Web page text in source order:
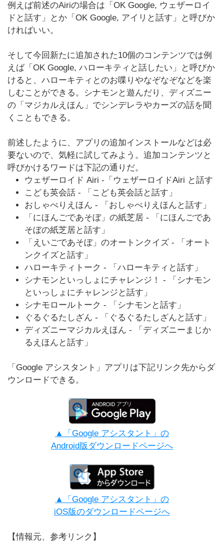
例えば前述のAiriの場合は「OK Google, ウェザーロイ
ドと話す」とか「OK Google, アイリと話す」と呼びか
ければいい。
そして今回新たに追加された10個のコンテンツでは例
えば「OK Google, ハローキティと話したい」と呼びか
けると、ハローキティとのお喋りやなぞなぞなどを楽
しむことができる。シナモンと遊んだり、ディズニー
の「マジカルえほん」でシンデレラやカーズの話を聞
くこともできる。
前述したように、アプリの追加インストールなどは必
要ないので、気軽に試してみよう。追加コンテンツと
呼びかけるワードは下記の通りだ。
ウェザーロイド Airi -「ウェザーロイドAiri と話す
こども英会話 - 「こども英会話と話す」
おしゃべりえほん - 「おしゃべりえほんと話す」
「にほんごであそぼ」の紙芝居 - 「にほんごであ
そぼの紙芝居と話す」
「えいごであそぼ」のオートンクイズ - 「オート
ンクイズと話す」
ハローキティトーク - 「ハローキティと話す」
シナモンといっしょにチャレンジ！ - 「シナモン
といっしょにチャレンジと話す」
シナモロールトーク - 「シナモンと話す」
ぐるぐるたしざん - 「ぐるぐるたしざんと話す」
ディズニーマジカルえほん - 「ディズニーまじか
るえほんと話す」
「Google アシスタント」アプリは下記リンク先からダ
ウンロードできる。
▲「Google アシスタント」の
Android版ダウンロードページへ
▲「Google アシスタント」の
iOS版のダウンロードページへ
【情報元、参考リンク】